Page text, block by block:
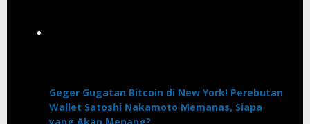
Geger Gugatan Bitcoin di New York! Perebutan
Wallet Satoshi Nakamoto Memanas, Siapa